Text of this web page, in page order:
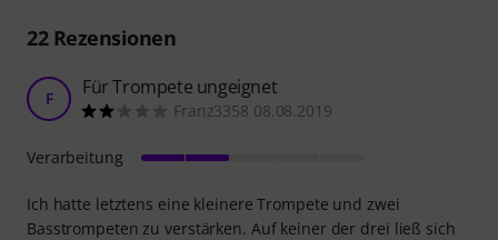
22Rezensionen
F Für Trompete ungeignet
Franz3358 08.08.2019
Ich hatte letztens eine kleinere Trompete und zwei
Basstrompeten zu verstärken. Auf keiner der drei ließ sich
Verarbeitung